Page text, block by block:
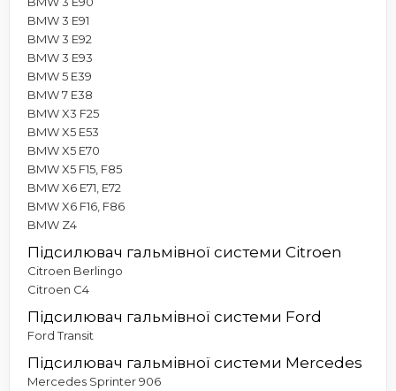
BMW 3 E91
BMW 3 E92
BMW 3 E93
BMW 5 E39
BMW 7 E38
BMW X3 F25
BMW X5 E53
BMW X5 E70
BMW X5 F15, F85
BMW X6 E71, E72
BMW X6 F16, F86
BMW Z4
Підсилювач гальмівної системи Citroen
Citroen Berlingo
Citroen C4
Підсилювач гальмівної системи Ford
Ford Transit
Підсилювач гальмівної системи Mercedes
Mercedes Sprinter 906